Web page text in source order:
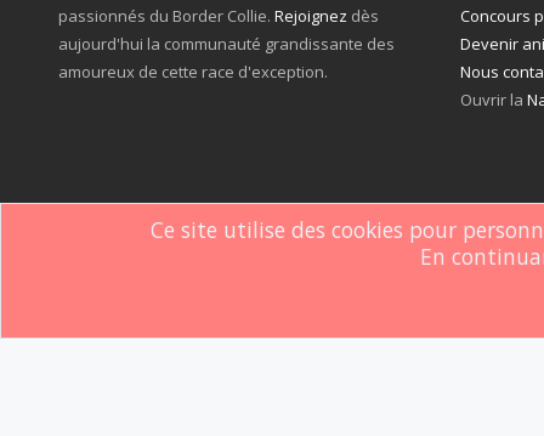
passionnés du Border Collie. Rejoignez dès
aujourd'hui la communauté grandissante des
amoureux de cette race d'exception.
Concours
Devenir
Nous
Ouvrir la
Ce site utilise des cookies pour
En